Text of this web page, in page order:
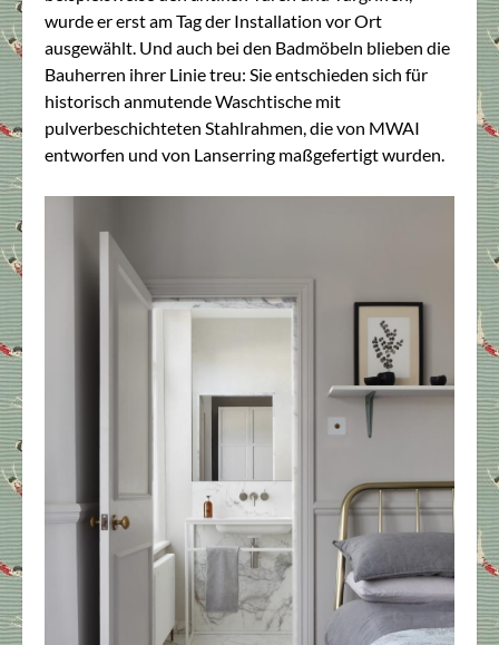
wurde er erst am Tag der Installation vor Ort
ausgewählt. Und auch bei den Badmöbeln blieben die
Bauherren ihrer Linie treu: Sie entschieden sich für
historisch anmutende Waschtische mit
pulverbeschichteten Stahlrahmen, die von MWAI
entworfen und von Lanserring maßgefertigt wurden.